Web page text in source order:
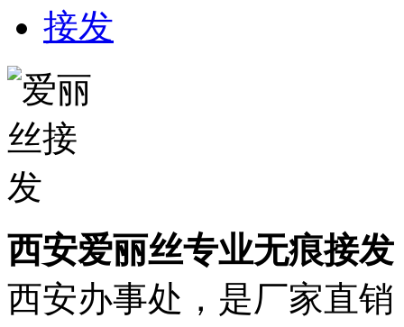
西安爱丽丝专业无痕接发
西安办事处，是厂家直销